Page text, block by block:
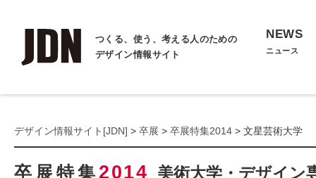
つくる、使う、考える人のための
デザイン情報サイト
NEWS
ニュース
デザイン情報サイト[JDN] > 卒展 > 卒展特集2014 > 文星芸術大学
卒展特集 2014 美術大学・デザイン